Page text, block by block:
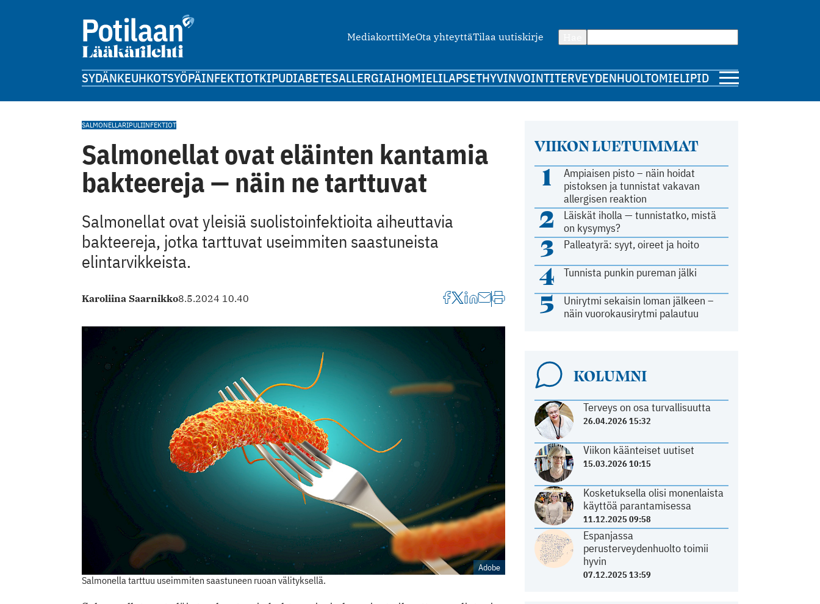
MediakorttiMeOta yhteyttäTilaa uutiskirje
SYDÄNKEUHKOTSYÖPÄINFEKTIOTKIPUDIABETESALLERGIAIHOMIELILAPSETHYVINVOINTITERVEYDENHUOLTOMIELIPIDE
VIIKON LUETUIMMAT
1
Ampiaisen pisto – näin hoidat
pistoksen ja tunnistat vakavan
allergisen reaktion
2
Läiskät iholla — tunnistatko, mistä
on kysymys?
3 Palleatyrä: syyt, oireet ja hoito
4 Tunnista punkin pureman jälki
5
Unirytmi sekaisin loman jälkeen –
näin vuorokausirytmi palautuu
KOLUMNI
Terveys on osa turvallisuutta
26.04.2026 15:32
Viikon käänteiset uutiset
15.03.2026 10:15
Kosketuksella olisi monenlaista
käyttöä parantamisessa
11.12.2025 09:58
Espanjassa
perusterveydenhuolto toimii
hyvin
07.12.2025 13:59
SALMONELLARIPULIINFEKTIOT
Salmonellat ovat eläinten kantamia
bakteereja — näin ne tarttuvat
Salmonellat ovat yleisiä suolistoinfektioita aiheuttavia
bakteereja, jotka tarttuvat useimmiten saastuneista
elintarvikkeista.
Karoliina Saarnikko8.5.2024 10.40
Adobe
Salmonella tarttuu useimmiten saastuneen ruoan välityksellä.